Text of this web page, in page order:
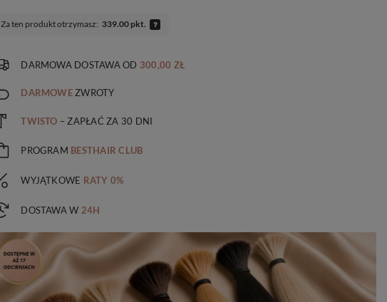
Za ten produkt otrzymasz: 339.00 pkt.
DARMOWA DOSTAWAOD 300,00 ZŁ
DARMOWEZWROTY
TWISTO – ZAPŁAĆ ZA 30 DNI
PROGRAM BESTHAIR CLUB
WYJĄTKOWE RATY 0%
DOSTAWA W 24H